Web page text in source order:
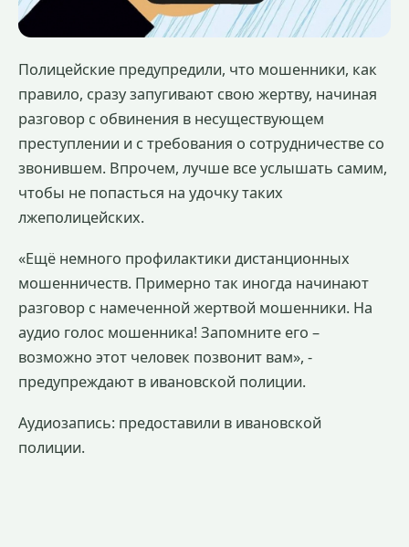
Полицейские предупредили, что мошенники, как
правило, сразу запугивают свою жертву, начиная
разговор с обвинения в несуществующем
преступлении и с требования о сотрудничестве со
звонившем. Впрочем, лучше все услышать самим,
чтобы не попасться на удочку таких
лжеполицейских.
«Ещё немного профилактики дистанционных
мошенничеств. Примерно так иногда начинают
разговор с намеченной жертвой мошенники. На
аудио голос мошенника! Запомните его –
возможно этот человек позвонит вам», -
предупреждают в ивановской полиции.
Аудиозапись: предоставили в ивановской
полиции.